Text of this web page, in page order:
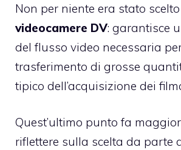
Non per niente era stato
videocamere DV: garantisce
del flusso video necessaria
trasferimento di grosse
tipico dell’acquisizione dei
Quest’ultimo punto fa
riflettere sulla scelta da parte